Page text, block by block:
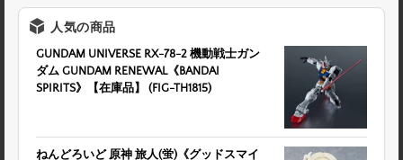
人気の商品
GUNDAM UNIVERSE RX-78-2 機動戦士ガン
ダム GUNDAM RENEWAL《BANDAI
SPIRITS》【在庫品】 (FIG-TH1815)
ねんどろいど 原神 旅人(蛍)《グッドスマイ